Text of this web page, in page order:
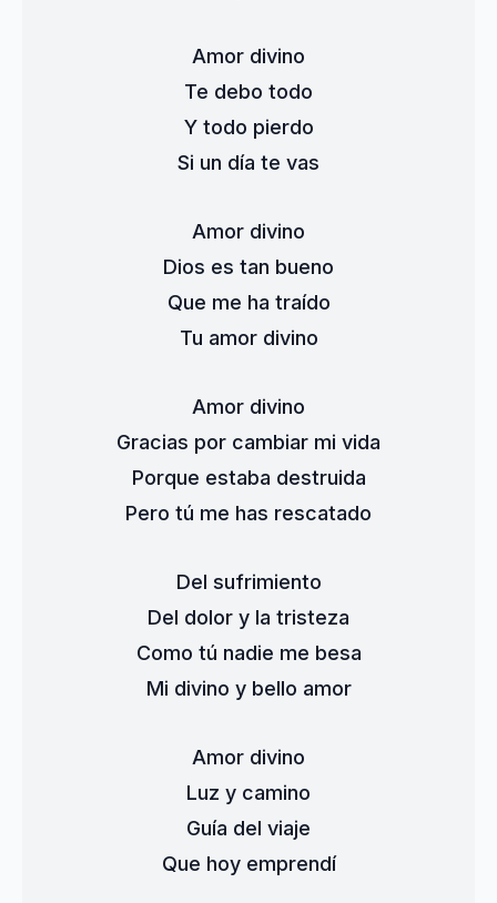
Amor divino
Te debo todo
Y todo pierdo
Si un día te vas
Amor divino
Dios es tan bueno
Que me ha traído
Tu amor divino
Amor divino
Gracias por cambiar mi vida
Porque estaba destruida
Pero tú me has rescatado
Del sufrimiento
Del dolor y la tristeza
Como tú nadie me besa
Mi divino y bello amor
Amor divino
Luz y camino
Guía del viaje
Que hoy emprendí